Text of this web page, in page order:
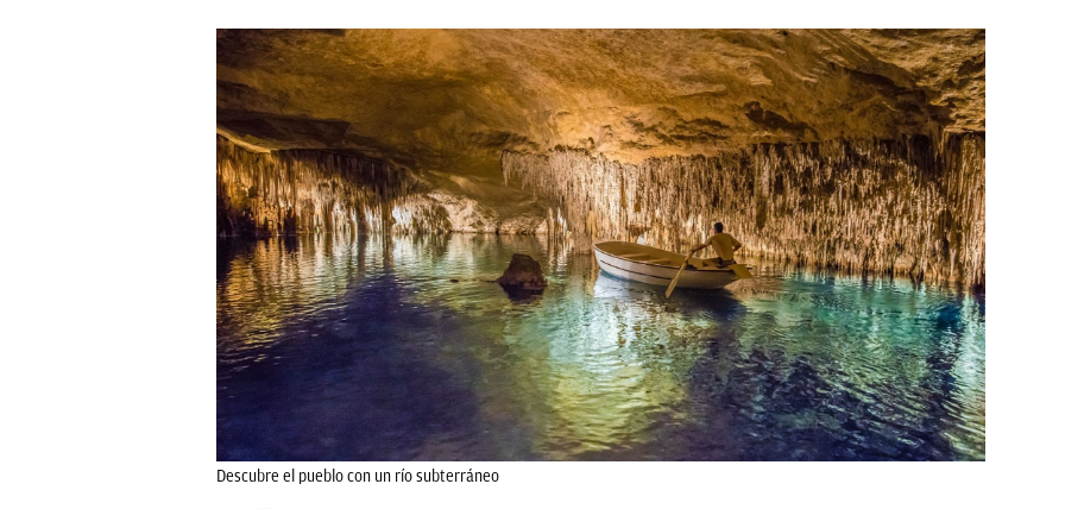
Descubre el pueblo con un río subterráneo